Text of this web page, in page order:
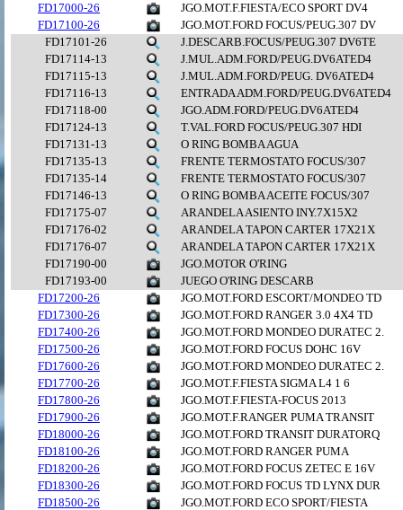
FD17000-26
JGO.MOT.F.FIESTA/ECO SPORT DV4
FD17100-26
JGO.MOT.FORD FOCUS/PEUG.307 DV
FD17101-26
J.DESCARB.FOCUS/PEUG.307 DV6TE
FD17114-13
J.MUL.ADM.FORD/PEUG.DV6ATED4
FD17115-13
J.MUL.ADM.FORD/PEUG. DV6ATED4
FD17116-13
ENTRADA ADM.FORD/PEUG.DV6ATED4
FD17118-00
JGO.ADM.FORD/PEUG.DV6ATED4
FD17124-13
T.VAL.FORD FOCUS/PEUG.307 HDI
FD17131-13
O RING BOMBA AGUA
FD17135-13
FRENTE TERMOSTATO FOCUS/307
FD17135-14
FRENTE TERMOSTATO FOCUS/307
FD17146-13
O RING BOMBA ACEITE FOCUS/307
FD17175-07
ARANDELA ASIENTO INY.7X15X2
FD17176-02
ARANDELA TAPON CARTER 17X21X
FD17176-07
ARANDELA TAPON CARTER 17X21X
FD17190-00
JGO.MOTOR O'RING
FD17193-00
JUEGO O'RING DESCARB
FD17200-26
JGO.MOT.FORD ESCORT/MONDEO TD
FD17300-26
JGO.MOT.FORD RANGER 3.0 4X4 TD
FD17400-26
JGO.MOT.FORD MONDEO DURATEC 2.
FD17500-26
JGO.MOT.FORD FOCUS DOHC 16V
FD17600-26
JGO.MOT.FORD MONDEO DURATEC 2.
FD17700-26
JGO.MOT.F.FIESTA SIGMA L4 1 6
FD17800-26
JGO.MOT.F.FIESTA-FOCUS 2013
FD17900-26
JGO.MOT.F.RANGER PUMA TRANSIT
FD18000-26
JGO.MOT.FORD TRANSIT DURATORQ
FD18100-26
JGO.MOT.FORD RANGER PUMA
FD18200-26
JGO.MOT.FORD FOCUS ZETEC E 16V
FD18300-26
JGO.MOT.FORD FOCUS TD LYNX DUR
FD18500-26
JGO.MOT.FORD ECO SPORT/FIESTA